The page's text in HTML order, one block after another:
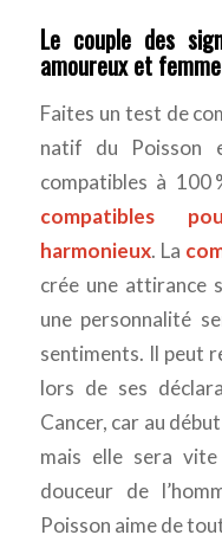
Le couple des
amoureux et
Faites un test de
natif du Poisson
compatibles à 100
compatibles
harmonieux. La
crée une attirance
une personnalité
sentiments. Il peut
lors de ses
Cancer, car au
mais elle sera
douceur de
Poisson aime de